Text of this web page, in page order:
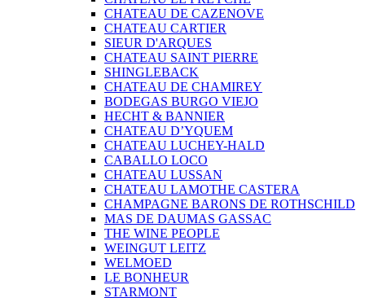
CHATEAU DE CAZENOVE
CHATEAU CARTIER
SIEUR D'ARQUES
CHATEAU SAINT PIERRE
SHINGLEBACK
CHATEAU DE CHAMIREY
BODEGAS BURGO VIEJO
HECHT & BANNIER
CHATEAU D’YQUEM
CHATEAU LUCHEY-HALD
CABALLO LOCO
CHATEAU LUSSAN
CHATEAU LAMOTHE CASTERA
CHAMPAGNE BARONS DE ROTHSCHILD
MAS DE DAUMAS GASSAC
THE WINE PEOPLE
WEINGUT LEITZ
WELMOED
LE BONHEUR
STARMONT